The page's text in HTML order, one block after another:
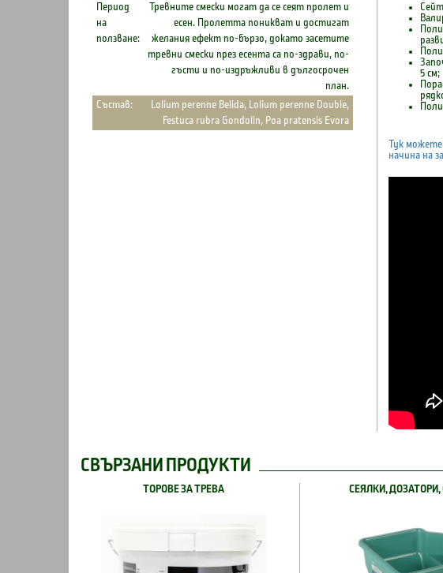
Период
на
ползване:
Тревните смески могат да се сеят пролет и
есен. Пролетта поникват и достигат
желания ефект по-бързо, докато засетите
тревни смески през есента са по-здрави, по-
гъсти и по-издръжливи в дългосрочен
план.
Състав:
Lolium perenne Belida, Lolium perenne Double,
Festuca rubra Gondolin, Poa pratensis Evora
5 см;
Тук можете
начина на
СВЪРЗАНИ ПРОДУКТИ
ТОРОВЕ ЗА ТРЕВА СЕЯЛКИ,